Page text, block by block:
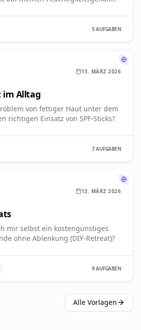
5AUFGABEN
von fettiger Haut unter dem
richtigen Einsatz von SPF-Sticks?
7AUFGABEN
mir selbst ein kostengünstiges
ohne Ablenkung (DIY-Retreat)?
9AUFGABEN